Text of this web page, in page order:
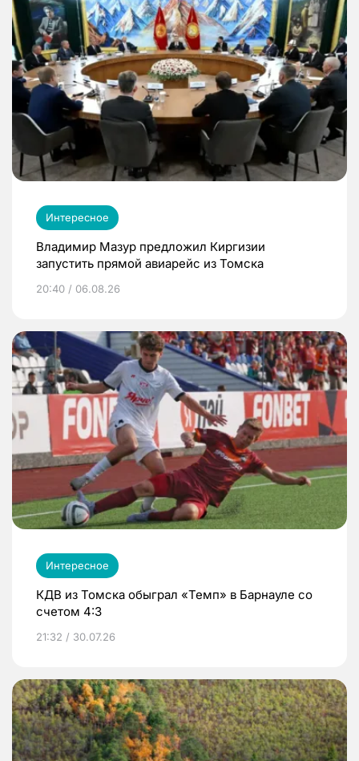
Интересное
Владимир Мазур предложил Киргизии
запустить прямой авиарейс из Томска
20:40 / 06.08.26
Интересное
КДВ из Томска обыграл «Темп» в Барнауле со
счетом 4:3
21:32 / 30.07.26